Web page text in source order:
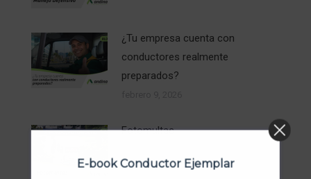
¿Tu empresa cuenta con
conductores realmente
preparados?
Fotomultas
E-book Conductor Ejemplar